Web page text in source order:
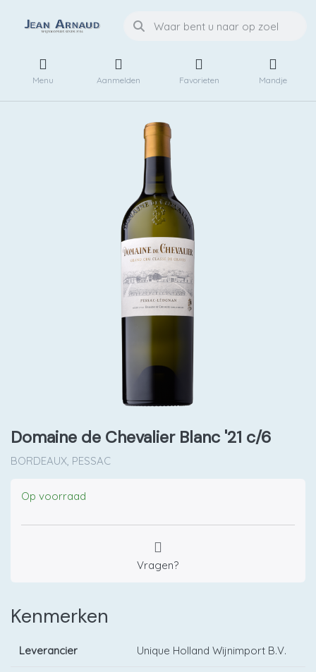
Menu Aanmelden Favorieten Mandje
Domaine de Chevalier Blanc '21 c/6
BORDEAUX, PESSAC
Op voorraad
Vragen?
Kenmerken
Leverancier Unique Holland Wijnimport B.V.